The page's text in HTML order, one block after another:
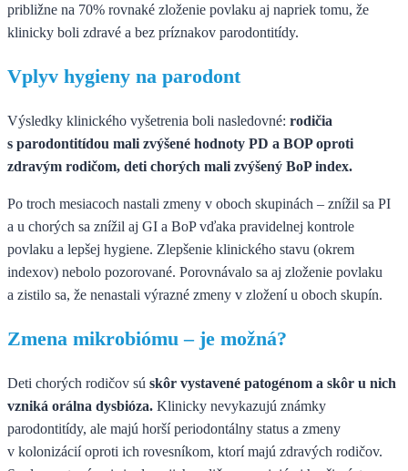
približne na 70% rovnaké zloženie povlaku aj napriek tomu, že
klinicky boli zdravé a bez príznakov parodontitídy.
Vplyv hygieny na parodont
Výsledky klinického vyšetrenia boli nasledovné: rodičia
s parodontitídou mali zvýšené hodnoty PD a BOP oproti
zdravým rodičom, deti chorých mali zvýšený BoP index.
Po troch mesiacoch nastali zmeny v oboch skupinách – znížil sa PI
a u chorých sa znížil aj GI a BoP vďaka pravidelnej kontrole
povlaku a lepšej hygiene. Zlepšenie klinického stavu (okrem
indexov) nebolo pozorované. Porovnávalo sa aj zloženie povlaku
a zistilo sa, že nenastali výrazné zmeny v zložení u oboch skupín.
Zmena mikrobiómu – je možná?
Deti chorých rodičov sú skôr vystavené patogénom a skôr u nich
vzniká orálna dysbióza. Klinicky nevykazujú známky
parodontitídy, ale majú horší periodontálny status a zmeny
v kolonizácií oproti ich rovesníkom, ktorí majú zdravých rodičov.